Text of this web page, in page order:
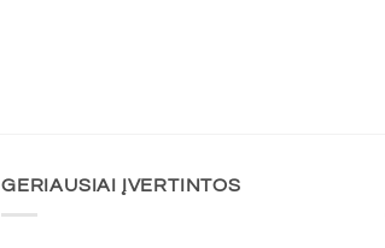
GERIAUSIAI ĮVERTINTOS